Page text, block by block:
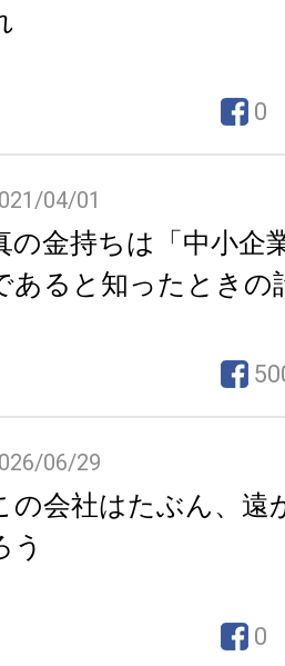
0
04/01
の金持ちは「中小企
あると知ったときの
06/29
の会社はたぶん、遠
う
0